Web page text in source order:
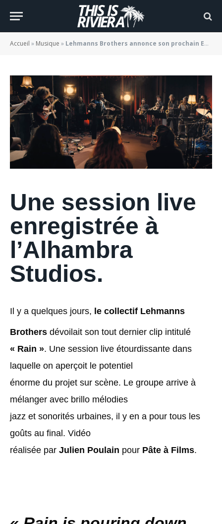
Accueil » Musique » Lehmanns Brothers annonce son prochain EP avec un sublime live
sublime live
BY JADE MORGANE BLOGGER 17/09/2022
Une session live
enregistrée à
l’Alhambra
Studios.
Il y a quelques jours, le collectif Lehmanns
Brothers dévoilait son tout dernier clip intitulé
« Rain ». Une session live étourdissante dans
laquelle on aperçoit le potentiel
énorme du projet sur scène. Le groupe arrive à
mélanger avec brillo mélodies
jazz et sonorités urbaines, il y en a pour tous les
goûts au final. Vidéo
réalisée par Julien Poulain pour Pâte à Films.